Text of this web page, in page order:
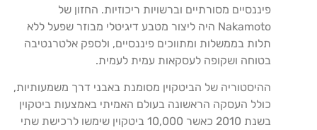
פיננסיים מסורתיים וברשויות ריכוזיות. החזון של
Nakamoto היה ליצור מטבע דיגיטלי מבוזר שפעל ללא
תלות בממשלות ומתווכים פיננסיים, ולספק אלטרנטיבה
בטוחה ושקופה לעסקאות עמית לעמית.
ההיסטוריה של הביטקוין מסומנת באבני דרך משמעותיות,
כולל העסקה הראשונה בעולם האמיתי באמצעות ביטקוין
בשנת 2010 כאשר 10,000 ביטקוין שימשו לרכישת שתי